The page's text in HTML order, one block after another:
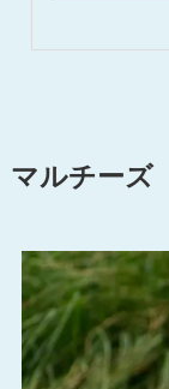
マルチーズ